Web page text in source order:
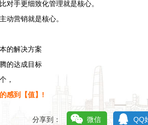
对手更细致化管理就是核心。
动营销就是核心。
的解决方案
的达成目标
，
感到【值】!
分享到： 微信 QQ